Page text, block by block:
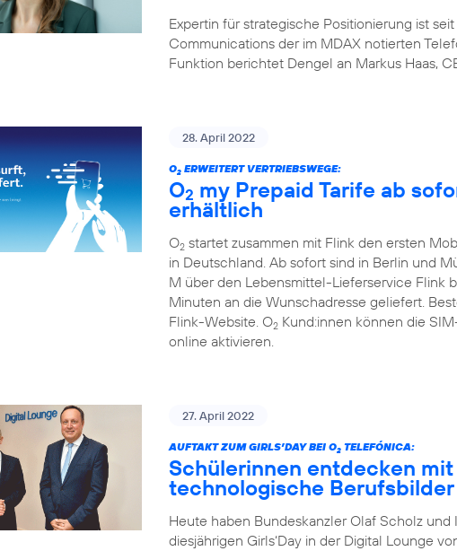
Expertin für strategische Positionierung ist
Communications der im MDAX notierten
Funktion berichtet Dengel an Markus Haas,
28. April 2022
O2 ERWEITERT VERTRIEBSWEGE:
O2 my Prepaid Tarife ab
erhältlich
O2 startet zusammen mit Flink den ersten
in Deutschland. Ab sofort sind in Berlin und
M über den Lebensmittel-Lieferservice Flink
Minuten an die Wunschadresse geliefert.
Flink-Website. O2 Kund:innen können die
online aktivieren.
27. April 2022
AUFTAKT ZUM GIRLS’DAY BEI O2 TELEFÓNICA:
Schülerinnen entdecken
technologische Berufsbilder
Heute haben Bundeskanzler Olaf Scholz
diesjährigen Girls‘Day in der Digital Lounge